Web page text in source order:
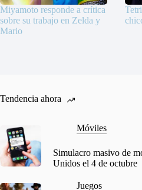
Miyamoto responde a crítica
sobre su trabajo en Zelda y
Mario
Tendencia ahora
Móviles
Simulacro masivo de
Unidos el 4 de octubre
Juegos